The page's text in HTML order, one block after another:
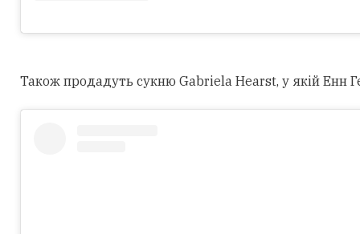
Також продадуть сукню Gabriela Hearst, у якій Енн